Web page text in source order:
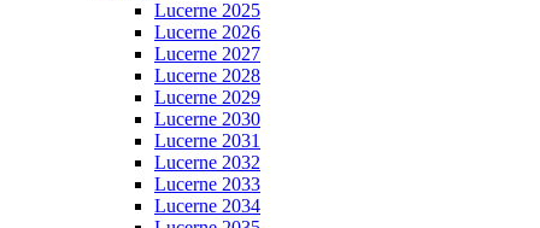
Lucerne 2025
Lucerne 2026
Lucerne 2027
Lucerne 2028
Lucerne 2029
Lucerne 2030
Lucerne 2031
Lucerne 2032
Lucerne 2033
Lucerne 2034